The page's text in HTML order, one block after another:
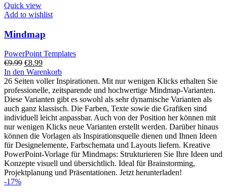
Quick view
Add to wishlist
Mindmap
PowerPoint Templates
€9.99 Ursprünglicher
Preis
war:
€9.99
€8.99Aktueller
Preis
ist:
€8.99.
In den Warenkorb
26 Seiten voller Inspirationen. Mit nur wenigen Klicks erhalten Sie
professionelle, zeitsparende und hochwertige Mindmap-Varianten.
Diese Varianten gibt es sowohl als sehr dynamische Varianten als
auch ganz klassisch. Die Farben, Texte sowie die Grafiken sind
individuell leicht anpassbar. Auch von der Position her können mit
nur wenigen Klicks neue Varianten erstellt werden. Darüber hinaus
können die Vorlagen als Inspirationsquelle dienen und Ihnen Ideen
für Designelemente, Farbschemata und Layouts liefern. Kreative
PowerPoint-Vorlage für Mindmaps: Strukturieren Sie Ihre Ideen und
Konzepte visuell und übersichtlich. Ideal für Brainstorming,
Projektplanung und Präsentationen. Jetzt herunterladen!
-17%